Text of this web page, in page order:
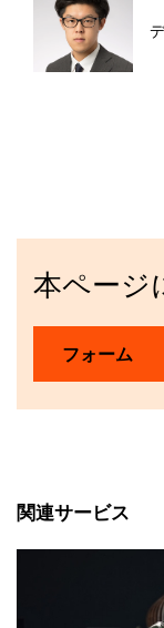
本ページ
フォーム
関連サービス